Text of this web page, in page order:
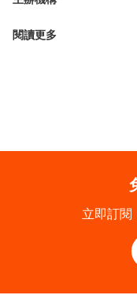
閱讀更多
立即訂閱